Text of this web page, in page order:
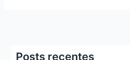
Posts recentes